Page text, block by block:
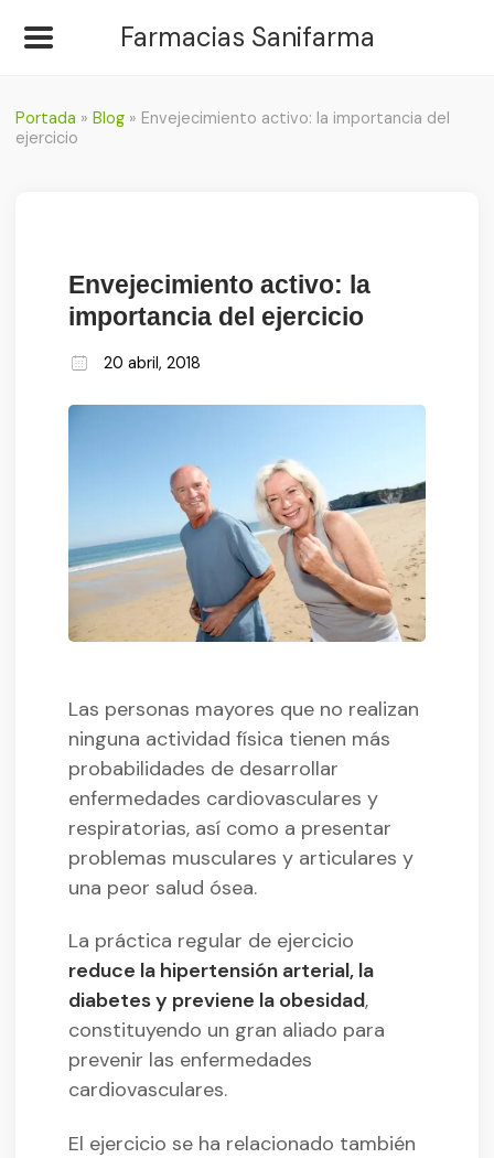
Farmacias Sanifarma
Portada »Blog » Envejecimiento activo: la importancia del
ejercicio
Envejecimiento activo: la
importancia del ejercicio
20 abril, 2018
Las personas mayores que no realizan
ninguna actividad física tienen más
probabilidades de desarrollar
enfermedades cardiovasculares y
respiratorias, así como a presentar
problemas musculares y articulares y
una peor salud ósea.
La práctica regular de ejercicio
reduce la hipertensión arterial, la
diabetes y previene la obesidad,
constituyendo un gran aliado para
prevenir las enfermedades
cardiovasculares.
El ejercicio se ha relacionado también